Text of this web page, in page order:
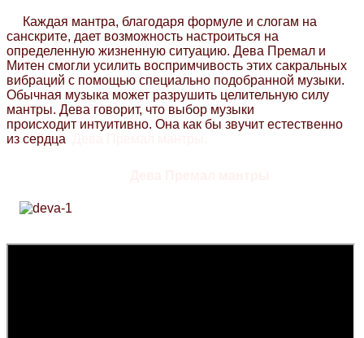
Каждая мантра, благодаря формуле и слогам на
санскрите, дает возможность настроиться на
определенную жизненную ситуацию. Дева Премал и
Митен смогли усилить воспримчивость этих сакральных
вибраций с помощью специально подобранной музыки.
Обычная музыка может разрушить целительную силу
мантры. Дева говорит, что выбор музыки
происходит интуитивно. Она как бы звучит естественно
из сердца